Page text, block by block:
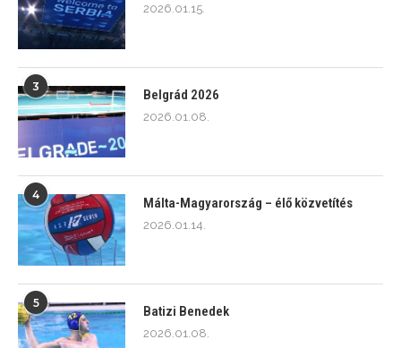
2026.01.15.
3
Belgrád 2026
2026.01.08.
4
Málta-Magyarország – élő közvetítés
2026.01.14.
5
Batizi Benedek
2026.01.08.